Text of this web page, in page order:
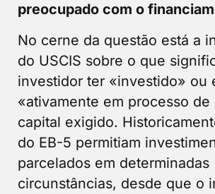
preocupado com o
No cerne da questão está a
do USCIS sobre o que
investidor ter «investido» ou
«ativamente em processo
capital exigido.
do EB-5 permitiam
parcelados em determinadas
circunstâncias, desde que o